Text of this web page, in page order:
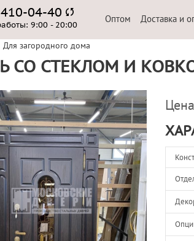
04-40
9:00 - 20:00
Оптом Доставка и
Для загородного дома
СО СТЕКЛОМ И